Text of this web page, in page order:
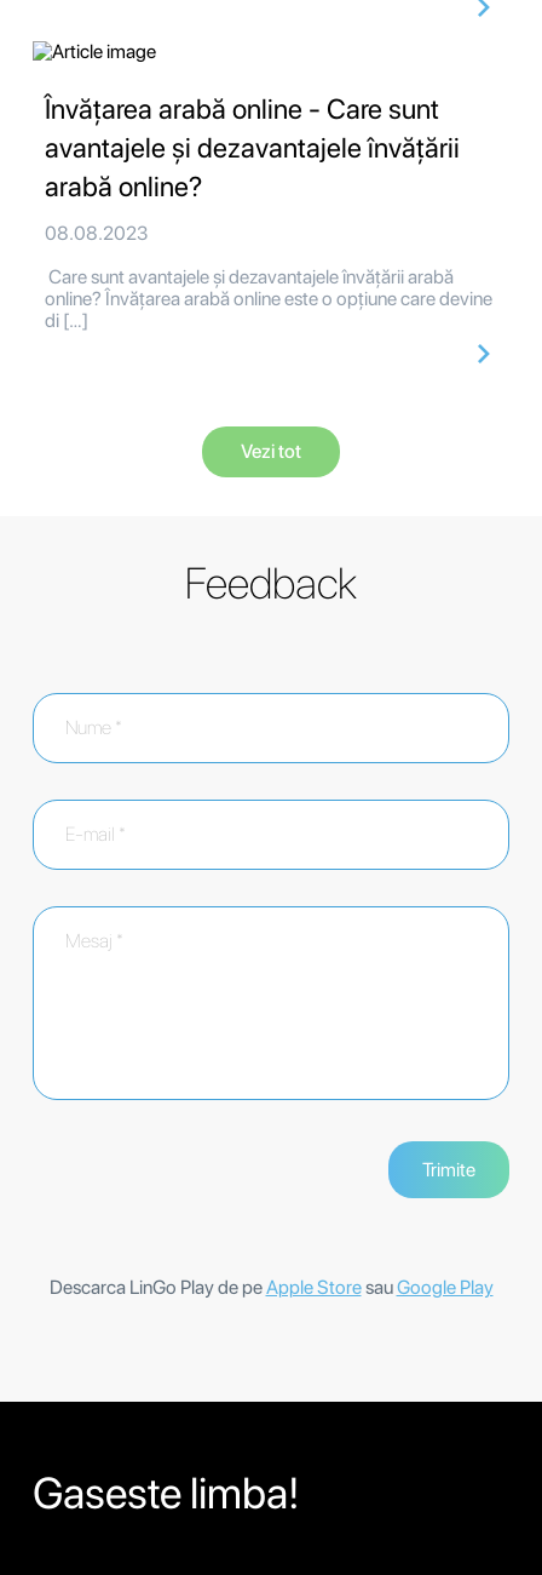
Învățarea arabă online - Care sunt
avantajele și dezavantajele învățării
arabă online?
08.08.2023
Care sunt avantajele și dezavantajele învățării arabă
online? Învățarea arabă online este o opțiune care devine
di […]
Vezi tot
Feedback
Descarca LinGo Play de peApple StoresauGoogle Play
Gaseste limba!